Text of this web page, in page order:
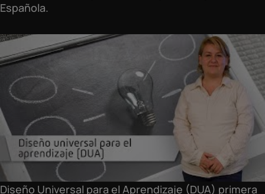
Española.
Diseño Universal para el Aprendizaje (DUA) primera